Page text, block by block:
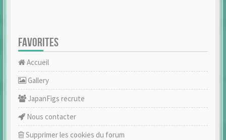
FAVORITES
Accueil
Gallery
JapanFigs recrute
Nous contacter
Supprimer les cookies du forum